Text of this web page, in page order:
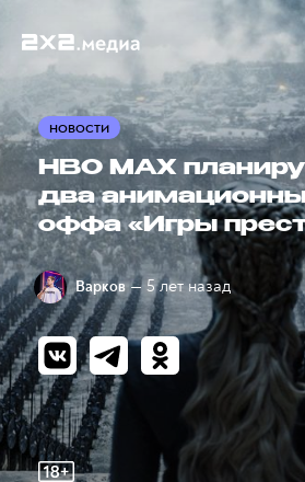
НОВОСТИ
HBO MAX
два
оффа «Игры
Варков — 5 лет назад